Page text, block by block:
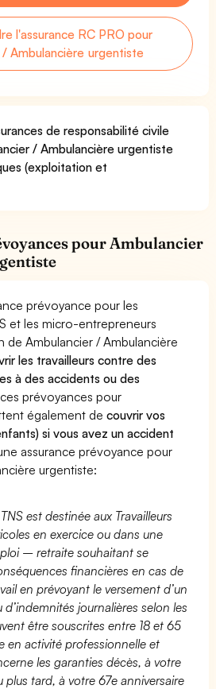
l'assurance RC PRO pour
/ Ambulancière urgentiste
de responsabilité civile
/ Ambulancière urgentiste
(exploitation et
pour Ambulancier
prévoyance pour les
et les micro-entrepreneurs
de Ambulancier / Ambulancière
les travailleurs contre des
à des accidents ou des
prévoyances pour
également decouvrir vos
si vous avez un accident
assurance prévoyance pour
urgentiste:
est destinée aux Travailleurs
en exercice ou dans une
– retraite souhaitant se
financières en cas de
en prévoyant le versement d’un
journalières selon les
être souscrites entre 18 et 65
en activité professionnelle et
les garanties décès, à votre
plus tard, à votre 67e anniversaire